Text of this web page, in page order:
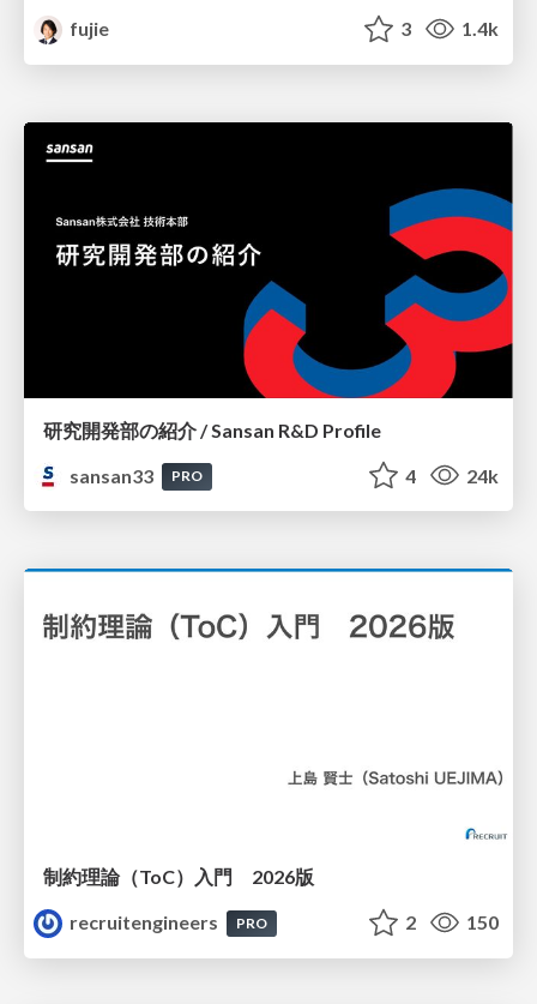
fujie
3 1.4k
研究開発部の紹介 / Sansan R&D Profile
sansan33
PRO 4 24k
制約理論（ToC）入門 2026版
recruitengineers
PRO 2 150